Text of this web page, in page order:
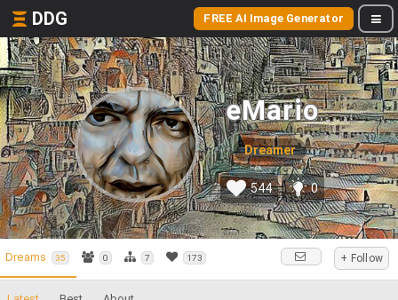
DDG FREE AI Image Generator
eMario
Dreamer
544 0
Dreams 35 0 7 173 + Follow